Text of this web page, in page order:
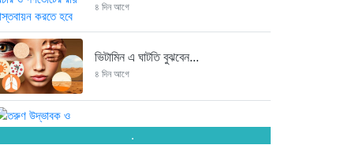
৪ দিন আগে
ভিটামিন এ ঘাটতি বুঝবেন...
৪ দিন আগে
.